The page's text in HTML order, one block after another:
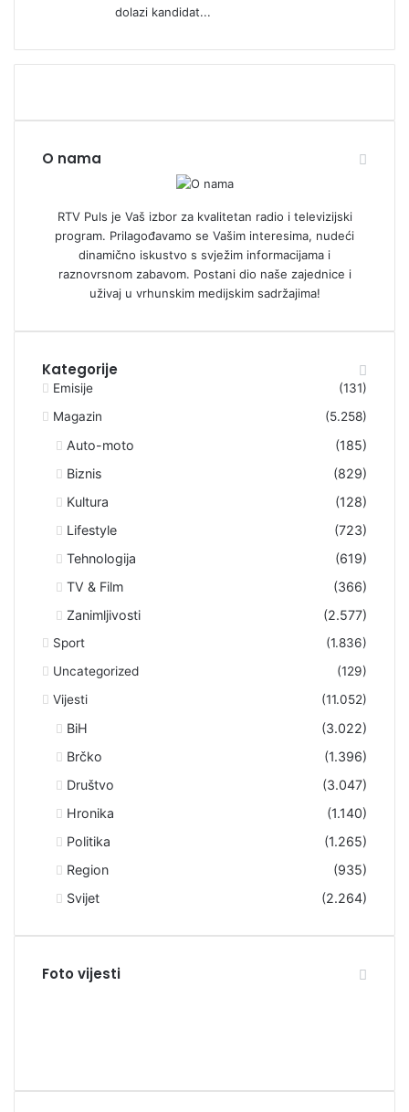
dolazi kandidat...
O nama
RTV Puls je Vaš izbor za kvalitetan radio i televizijski
program. Prilagođavamo se Vašim interesima, nudeći
dinamično iskustvo s svježim informacijama i
raznovrsnom zabavom. Postani dio naše zajednice i
uživaj u vrhunskim medijskim sadržajima!
Kategorije
Emisije
(131)
Magazin
(5.258)
Auto-moto
(185)
Biznis
(829)
Kultura
(128)
Lifestyle
(723)
Tehnologija
(619)
TV & Film
(366)
Zanimljivosti
(2.577)
Sport
(1.836)
Uncategorized
(129)
Vijesti
(11.052)
BiH
(3.022)
Brčko
(1.396)
Društvo
(3.047)
Hronika
(1.140)
Politika
(1.265)
Region
(935)
Svijet
(2.264)
Foto vijesti